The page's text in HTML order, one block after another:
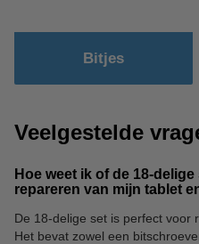
Bitjes
Veelgestelde
Hoe weet ik of de 18-
repareren van mijn tablet
De 18-delige set is perfect voor
Het bevat zowel een